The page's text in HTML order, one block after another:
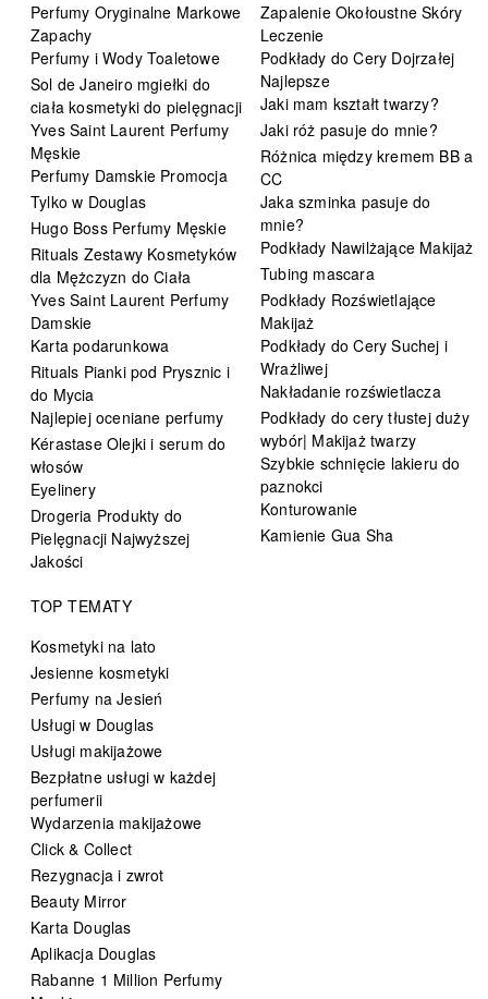
Perfumy Oryginalne Markowe
Zapachy
Perfumy i Wody Toaletowe
Sol de Janeiro mgiełki do
ciała kosmetyki do pielęgnacji
Yves Saint Laurent Perfumy
Męskie
Perfumy Damskie Promocja
Tylko w Douglas
Hugo Boss Perfumy Męskie
Rituals Zestawy Kosmetyków
dla Mężczyzn do Ciała
Yves Saint Laurent Perfumy
Damskie
Karta podarunkowa
Rituals Pianki pod Prysznic i
do Mycia
Najlepiej oceniane perfumy
Kérastase Olejki i serum do
włosów
Eyelinery
Drogeria Produkty do
Pielęgnacji Najwyższej
Jakości
Zapalenie Okołoustne Skóry
Leczenie
Podkłady do Cery Dojrzałej
Najlepsze
Jaki mam kształt twarzy?
Jaki róż pasuje do mnie?
Różnica między kremem BB a
CC
Jaka szminka pasuje do
mnie?
Podkłady Nawilżające Makijaż
Tubing mascara
Podkłady Rozświetlające
Makijaż
Podkłady do Cery Suchej i
Wrażliwej
Nakładanie rozświetlacza
Podkłady do cery tłustej duży
wybór| Makijaż twarzy
Szybkie schnięcie lakieru do
paznokci
Konturowanie
Kamienie Gua Sha
TOP TEMATY
Kosmetyki na lato
Jesienne kosmetyki
Perfumy na Jesień
Usługi w Douglas
Usługi makijażowe
Bezpłatne usługi w każdej
perfumerii
Wydarzenia makijażowe
Click & Collect
Rezygnacja i zwrot
Beauty Mirror
Karta Douglas
Aplikacja Douglas
Rabanne 1 Million Perfumy